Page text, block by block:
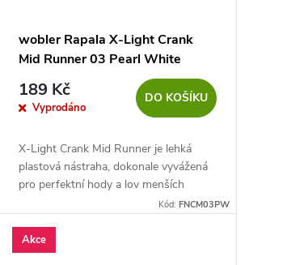
wobler Rapala X-Light Crank
Mid Runner 03 Pearl White
189 Kč
Vyprodáno
DO KOŠÍKU
X-Light Crank Mid Runner je lehká
plastová nástraha, dokonale vyvážená
pro perfektní hody a lov menších
Kód: FNCM03PW
Akce